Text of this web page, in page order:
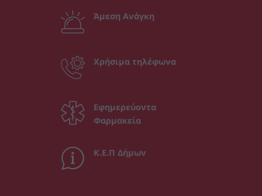
Άμεση Ανάγκη
Χρήσιμα τηλέφωνα
Εφημερεύοντα
Φαρμακεία
Κ.Ε.Π Δήμων